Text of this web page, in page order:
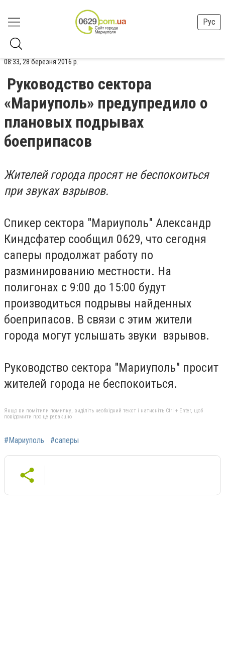
Рус
08:33, 28 березня 2016 р.
Руководство сектора
«Мариуполь» предупредило о
плановых подрывах
боеприпасов
Жителей города просят не беспокоиться
при звуках взрывов.
Спикер сектора "Мариуполь" Александр
Киндсфатер сообщил 0629, что сегодня
саперы продолжат работу по
разминированию местности. На
полигонах с 9:00 до 15:00 будут
производиться подрывы найденных
боеприпасов. В связи с этим жители
города могут услышать звуки взрывов.
Руководство сектора "Мариуполь" просит
жителей города не беспокоиться.
Якщо ви помітили помилку, виділіть необхідний текст і натисніть Ctrl + Enter, щоб
повідомити про це редакцію
#Мариуполь #саперы